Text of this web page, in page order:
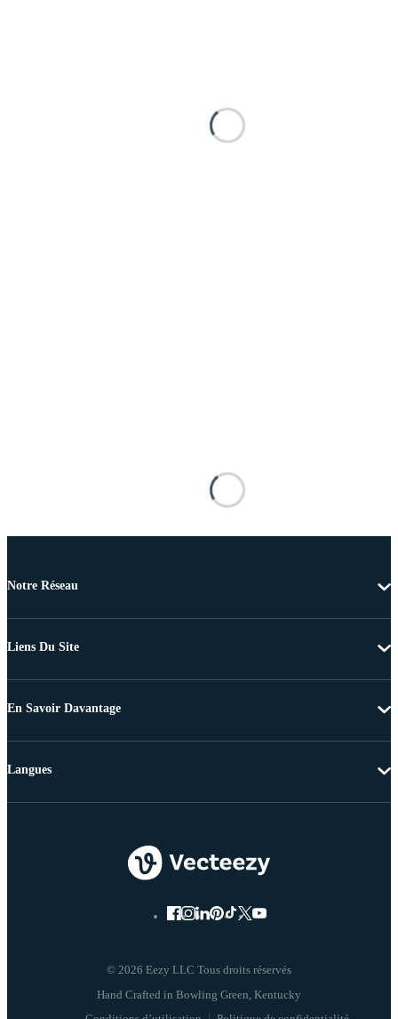
Notre Réseau
Liens Du Site
En Savoir Davantage
© 2026 Eezy LLC Tous droits réservés
Langues